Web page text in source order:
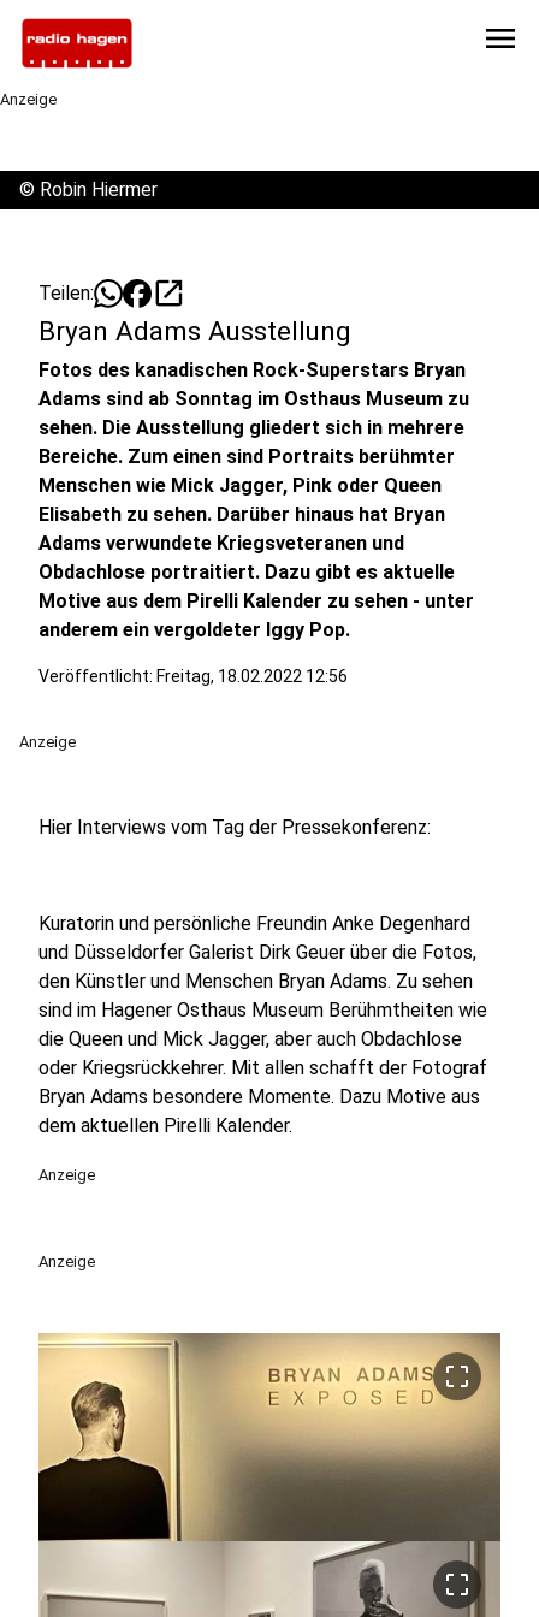
menu
Anzeige
© Robin Hiermer
Teilen: open_in_new
Bryan Adams Ausstellung
Fotos des kanadischen Rock-Superstars Bryan
Adams sind ab Sonntag im Osthaus Museum zu
sehen. Die Ausstellung gliedert sich in mehrere
Bereiche. Zum einen sind Portraits berühmter
Menschen wie Mick Jagger, Pink oder Queen
Elisabeth zu sehen. Darüber hinaus hat Bryan
Adams verwundete Kriegsveteranen und
Obdachlose portraitiert. Dazu gibt es aktuelle
Motive aus dem Pirelli Kalender zu sehen - unter
anderem ein vergoldeter Iggy Pop.
Veröffentlicht: Freitag, 18.02.2022 12:56
Anzeige
Hier Interviews vom Tag der Pressekonferenz:
Kuratorin und persönliche Freundin Anke Degenhard
und Düsseldorfer Galerist Dirk Geuer über die Fotos,
den Künstler und Menschen Bryan Adams. Zu sehen
sind im Hagener Osthaus Museum Berühmtheiten wie
die Queen und Mick Jagger, aber auch Obdachlose
oder Kriegsrückkehrer. Mit allen schafft der Fotograf
Bryan Adams besondere Momente. Dazu Motive aus
dem aktuellen Pirelli Kalender.
Anzeige
Anzeige
crop_free
crop_free